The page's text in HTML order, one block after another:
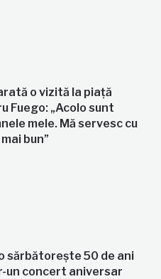
o vizită la piață
Fuego: „Acolo sunt
mele. Mă servesc cu
bun”
sărbătorește 50 de ani
un concert aniversar